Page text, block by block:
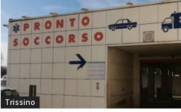
Trissino